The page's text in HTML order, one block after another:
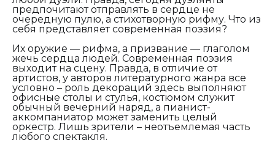
предпочитают отправлять в сердце не
очередную пулю, а стихотворную рифму. Что из
себя представляет современная поэзия?
Их оружие — рифма, а призвание — глаголом
жечь сердца людей. Современная поэзия
выходит на сцену. Правда, в отличие от
артистов, у авторов литературного жанра все
условно – роль декораций здесь выполняют
офисные столы и стулья, костюмом служит
обычный вечерний наряд, а пианист-
аккомпаниатор может заменить целый
оркестр. Лишь зрители – неотъемлемая часть
любого спектакля.